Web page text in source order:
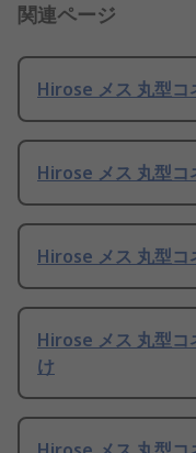
関連ページ
Hirose メス 丸型
Hirose メス 丸型
Hirose メス 丸型
Hirose メス 丸型
け